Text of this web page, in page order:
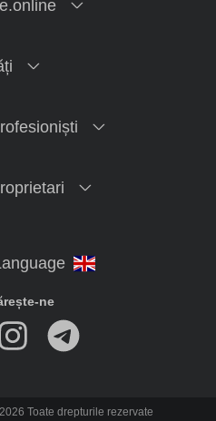
ne
Toate drepturile rezervate